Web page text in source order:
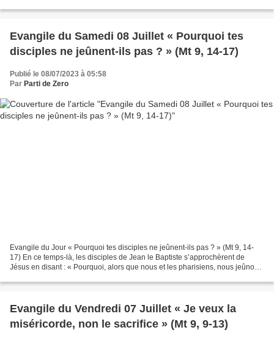
Evangile du Samedi 08 Juillet « Pourquoi tes
disciples ne jeûnent-ils pas ? » (Mt 9, 14-17)
Publié le 08/07/2023 à 05:58
Par Parti de Zero
Evangile du Jour « Pourquoi tes disciples ne jeûnent-ils pas ? » (Mt 9, 14-
17) En ce temps-là, les disciples de Jean le Baptiste s’approchèrent de
Jésus en disant : « Pourquoi, alors que nous et les pharisiens, nous jeûnons,
Evangile du Vendredi 07 Juillet « Je veux la
miséricorde, non le sacrifice » (Mt 9, 9-13)